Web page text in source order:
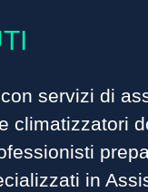
servizi di
e climatizzatori
in